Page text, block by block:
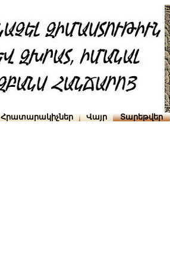
Հրատարակիչներ Վայր Տարեթվեր